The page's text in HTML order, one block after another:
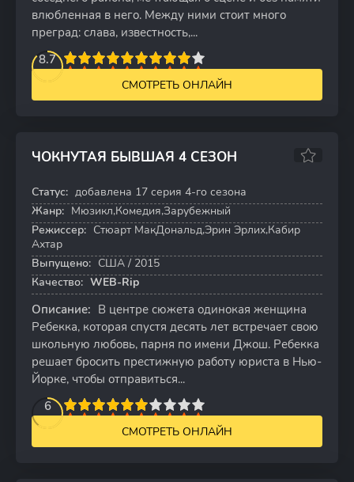
влюбленная в него. Между ними стоит много
преград: слава, известность,...
8.7
4 5 6 7 8 9 10
СМОТРЕТЬ ОНЛАЙН
ЧОКНУТАЯ БЫВШАЯ 4 СЕЗОН
17 серий
7.1 7.9
Статус: добавлена 17 серия 4-го сезона
Жанр: Мюзикл,Комедия,Зарубежный
Режиссер: Стюарт МакДональд,Эрин Эрлих,Кабир
Ахтар
Выпущено: США / 2015
Качество: WEB-Rip
Описание: В центре сюжета одинокая женщина
Ребекка, которая спустя десять лет встречает свою
школьную любовь, парня по имени Джош. Ребекка
решает бросить престижную работу юриста в Нью-
Йорке, чтобы отправиться...
6
5 6 7 8 9 10
СМОТРЕТЬ ОНЛАЙН